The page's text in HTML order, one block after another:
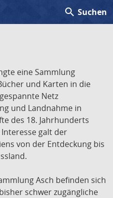
search Suchen
eine Sammlung
und Karten in die
Netz
und Landnahme in
des 18. Jahrhunderts
galt der
von der Entdeckung bis
Asch befinden sich
schwer zugängliche